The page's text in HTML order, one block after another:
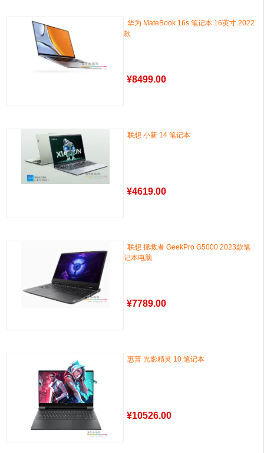
华为 MateBook 16s 笔记本 16英寸 2022
款
¥8499.00
联想 小新 14 笔记本
¥4619.00
联想 拯救者 GeekPro G5000 2023款笔
记本电脑
¥7789.00
惠普 光影精灵 10 笔记本
¥10526.00